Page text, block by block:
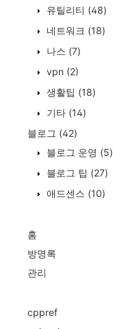
유틸리티 (48)
네트워크 (18)
나스 (7)
vpn (2)
생활팁 (18)
기타 (14)
블로그 (42)
블로그 운영 (5)
블로그 팁 (27)
애드센스 (10)
홈
방명록
관리
cppref